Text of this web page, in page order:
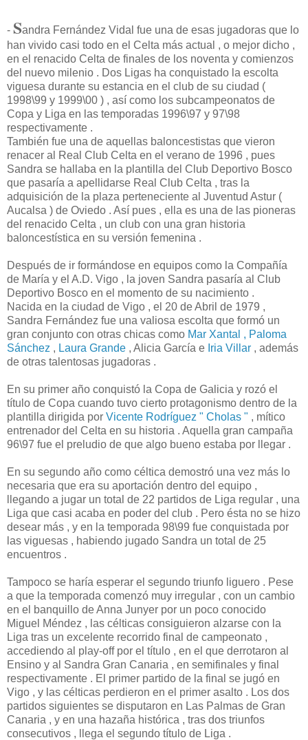
- Sandra Fernández Vidal fue una de esas jugadoras que lo
han vivido casi todo en el Celta más actual , o mejor dicho ,
en el renacido Celta de finales de los noventa y comienzos
del nuevo milenio . Dos Ligas ha conquistado la escolta
viguesa durante su estancia en el club de su ciudad (
1998\99 y 1999\00 ) , así como los subcampeonatos de
Copa y Liga en las temporadas 1996\97 y 97\98
respectivamente .
También fue una de aquellas baloncestistas que vieron
renacer al Real Club Celta en el verano de 1996 , pues
Sandra se hallaba en la plantilla del Club Deportivo Bosco
que pasaría a apellidarse Real Club Celta , tras la
adquisición de la plaza perteneciente al Juventud Astur (
Aucalsa ) de Oviedo . Así pues , ella es una de las pioneras
del renacido Celta , un club con una gran historia
baloncestística en su versión femenina .
Después de ir formándose en equipos como la Compañía
de María y el A.D. Vigo , la joven Sandra pasaría al Club
Deportivo Bosco en el momento de su nacimiento .
Nacida en la ciudad de Vigo , el 20 de Abril de 1979 ,
Sandra Fernández fue una valiosa escolta que formó un
gran conjunto con otras chicas como Mar Xantal , Paloma
Sánchez , Laura Grande , Alicia García e Iria Villar , además
de otras talentosas jugadoras .
En su primer año conquistó la Copa de Galicia y rozó el
título de Copa cuando tuvo cierto protagonismo dentro de la
plantilla dirigida por Vicente Rodríguez " Cholas " , mítico
entrenador del Celta en su historia . Aquella gran campaña
96\97 fue el preludio de que algo bueno estaba por llegar .
En su segundo año como céltica demostró una vez más lo
necesaria que era su aportación dentro del equipo ,
llegando a jugar un total de 22 partidos de Liga regular , una
Liga que casi acaba en poder del club . Pero ésta no se hizo
desear más , y en la temporada 98\99 fue conquistada por
las viguesas , habiendo jugado Sandra un total de 25
encuentros .
Tampoco se haría esperar el segundo triunfo liguero . Pese
a que la temporada comenzó muy irregular , con un cambio
en el banquillo de Anna Junyer por un poco conocido
Miguel Méndez , las célticas consiguieron alzarse con la
Liga tras un excelente recorrido final de campeonato ,
accediendo al play-off por el título , en el que derrotaron al
Ensino y al Sandra Gran Canaria , en semifinales y final
respectivamente . El primer partido de la final se jugó en
Vigo , y las célticas perdieron en el primer asalto . Los dos
partidos siguientes se disputaron en Las Palmas de Gran
Canaria , y en una hazaña histórica , tras dos triunfos
consecutivos , llega el segundo título de Liga .